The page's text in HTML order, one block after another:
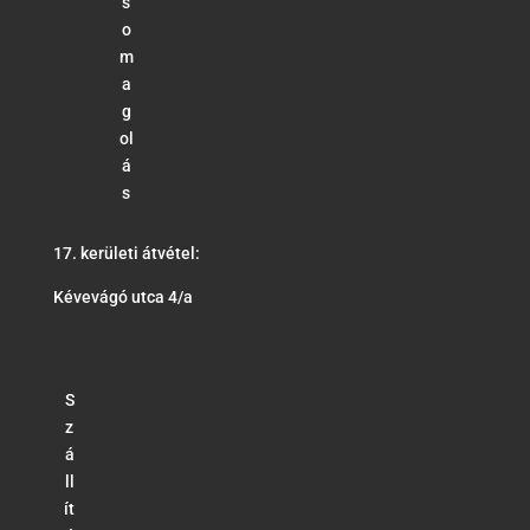
o
m
a
g
ol
á
s
17. kerületi átvétel:
Kévevágó utca 4/a
S
z
á
ít